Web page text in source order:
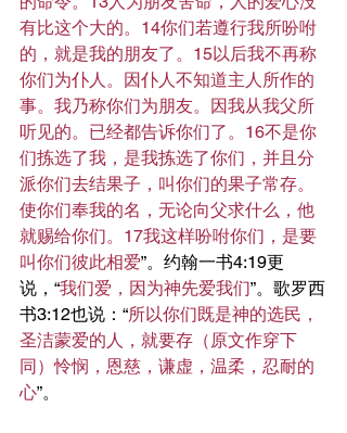
有比这个大的。14你们若遵行我所吩咐
的，就是我的朋友了。15以后我不再称
你们为仆人。因仆人不知道主人所作的
事。我乃称你们为朋友。因我从我父所
听见的。已经都告诉你们了。16不是你
们拣选了我，是我拣选了你们，并且分
派你们去结果子，叫你们的果子常存。
使你们奉我的名，无论向父求什么，他
就赐给你们。17我这样吩咐你们，是要
叫你们彼此相爱”。约翰一书4:19更
说，“我们爱，因为神先爱我们”。歌罗西
书3:12也说：“所以你们既是神的选民，
圣洁蒙爱的人，就要存（原文作穿下
同）怜悯，恩慈，谦虚，温柔，忍耐的
心”。